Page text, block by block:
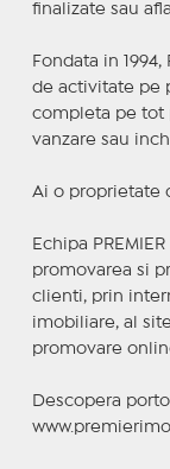
finalizate sau
Fondata in
de activitate pe
completa pe tot
vanzare sau
Ai o proprietate
Echipa
promovarea si
clienti, prin
imobiliare, al
promovare
Descopera